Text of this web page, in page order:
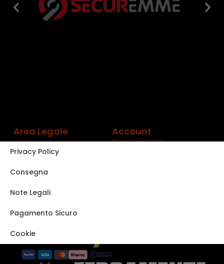
Area Legale
Privacy Policy
Consegna
Note Legali
Pagamento Sicuro
Cookie
Account
Il mio account
VISITA IL NOSTRO